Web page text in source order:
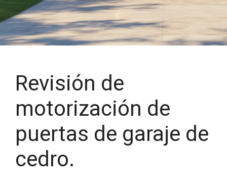
Revisión de
motorización de
puertas de garaje de
cedro.